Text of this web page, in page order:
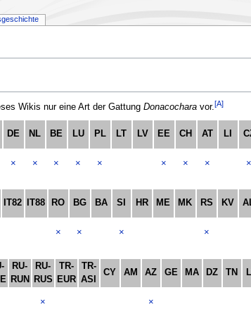
Wikis nur eine Art der Gattung Donacocharavor.[A]
DE NL BE LU PL LT LV EE CH AT LI
× × × × × × × × ×
IT82 IT88 RO BG BA SI HR ME MK RS KV
× × × ×
RU-
RUN
RU-
RUS
TR-
EUR
TR-
ASI
CY AM AZ GE MA DZ TN
× ×